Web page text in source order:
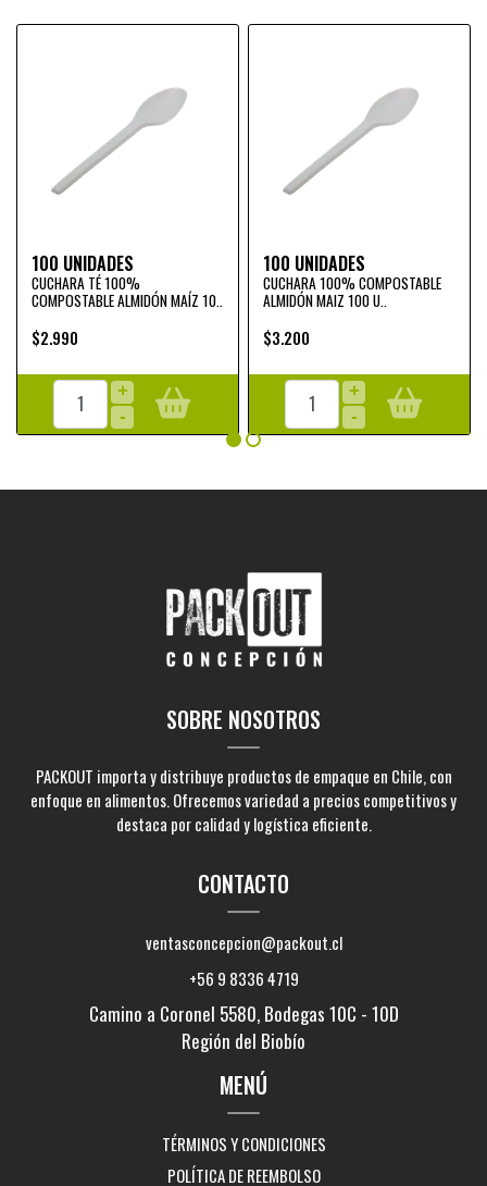
100 UNIDADES
CUCHARA TÉ 100%
COMPOSTABLE ALMIDÓN MAÍZ 10..
$2.990
+
-
100 UNIDADES
CUCHARA 100% COMPOSTABLE
ALMIDÓN MAIZ 100 U..
$3.200
+
-
SOBRE NOSOTROS
PACKOUT importa y distribuye productos de empaque en Chile, con
enfoque en alimentos. Ofrecemos variedad a precios competitivos y
destaca por calidad y logística eficiente.
CONTACTO
ventasconcepcion@packout.cl
+56 9 8336 4719
Camino a Coronel 5580, Bodegas 10C - 10D
Región del Biobío
MENÚ
TÉRMINOS Y CONDICIONES
POLÍTICA DE REEMBOLSO